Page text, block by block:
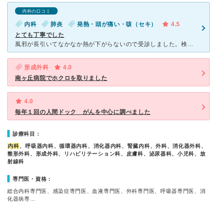
内科の口コミ
内科 肺炎 発熱・頭が痛い・咳（セキ）
4.5
とても丁寧でした
風邪が長引いてなかなか熱が下がらないので受診しました。検査や診察は、患者の意見を聞きながら進めてくださいました。 身体の状態についても細かく説明してくださり、お薬も細かく説明してくれて安心しました。
形成外科
4.0
南ヶ丘病院でホクロを取りました
4.0
毎年１回の人間ドック がんを中心に調べました
診療科目：
内科、呼吸器内科、循環器内科、消化器内科、腎臓内科、外科、消化器外科、
整形外科、形成外科、リハビリテーション科、皮膚科、泌尿器科、小児科、放
射線科
専門医・資格：
総合内科専門医、感染症専門医、血液専門医、外科専門医、呼吸器専門医、消
化器病専…